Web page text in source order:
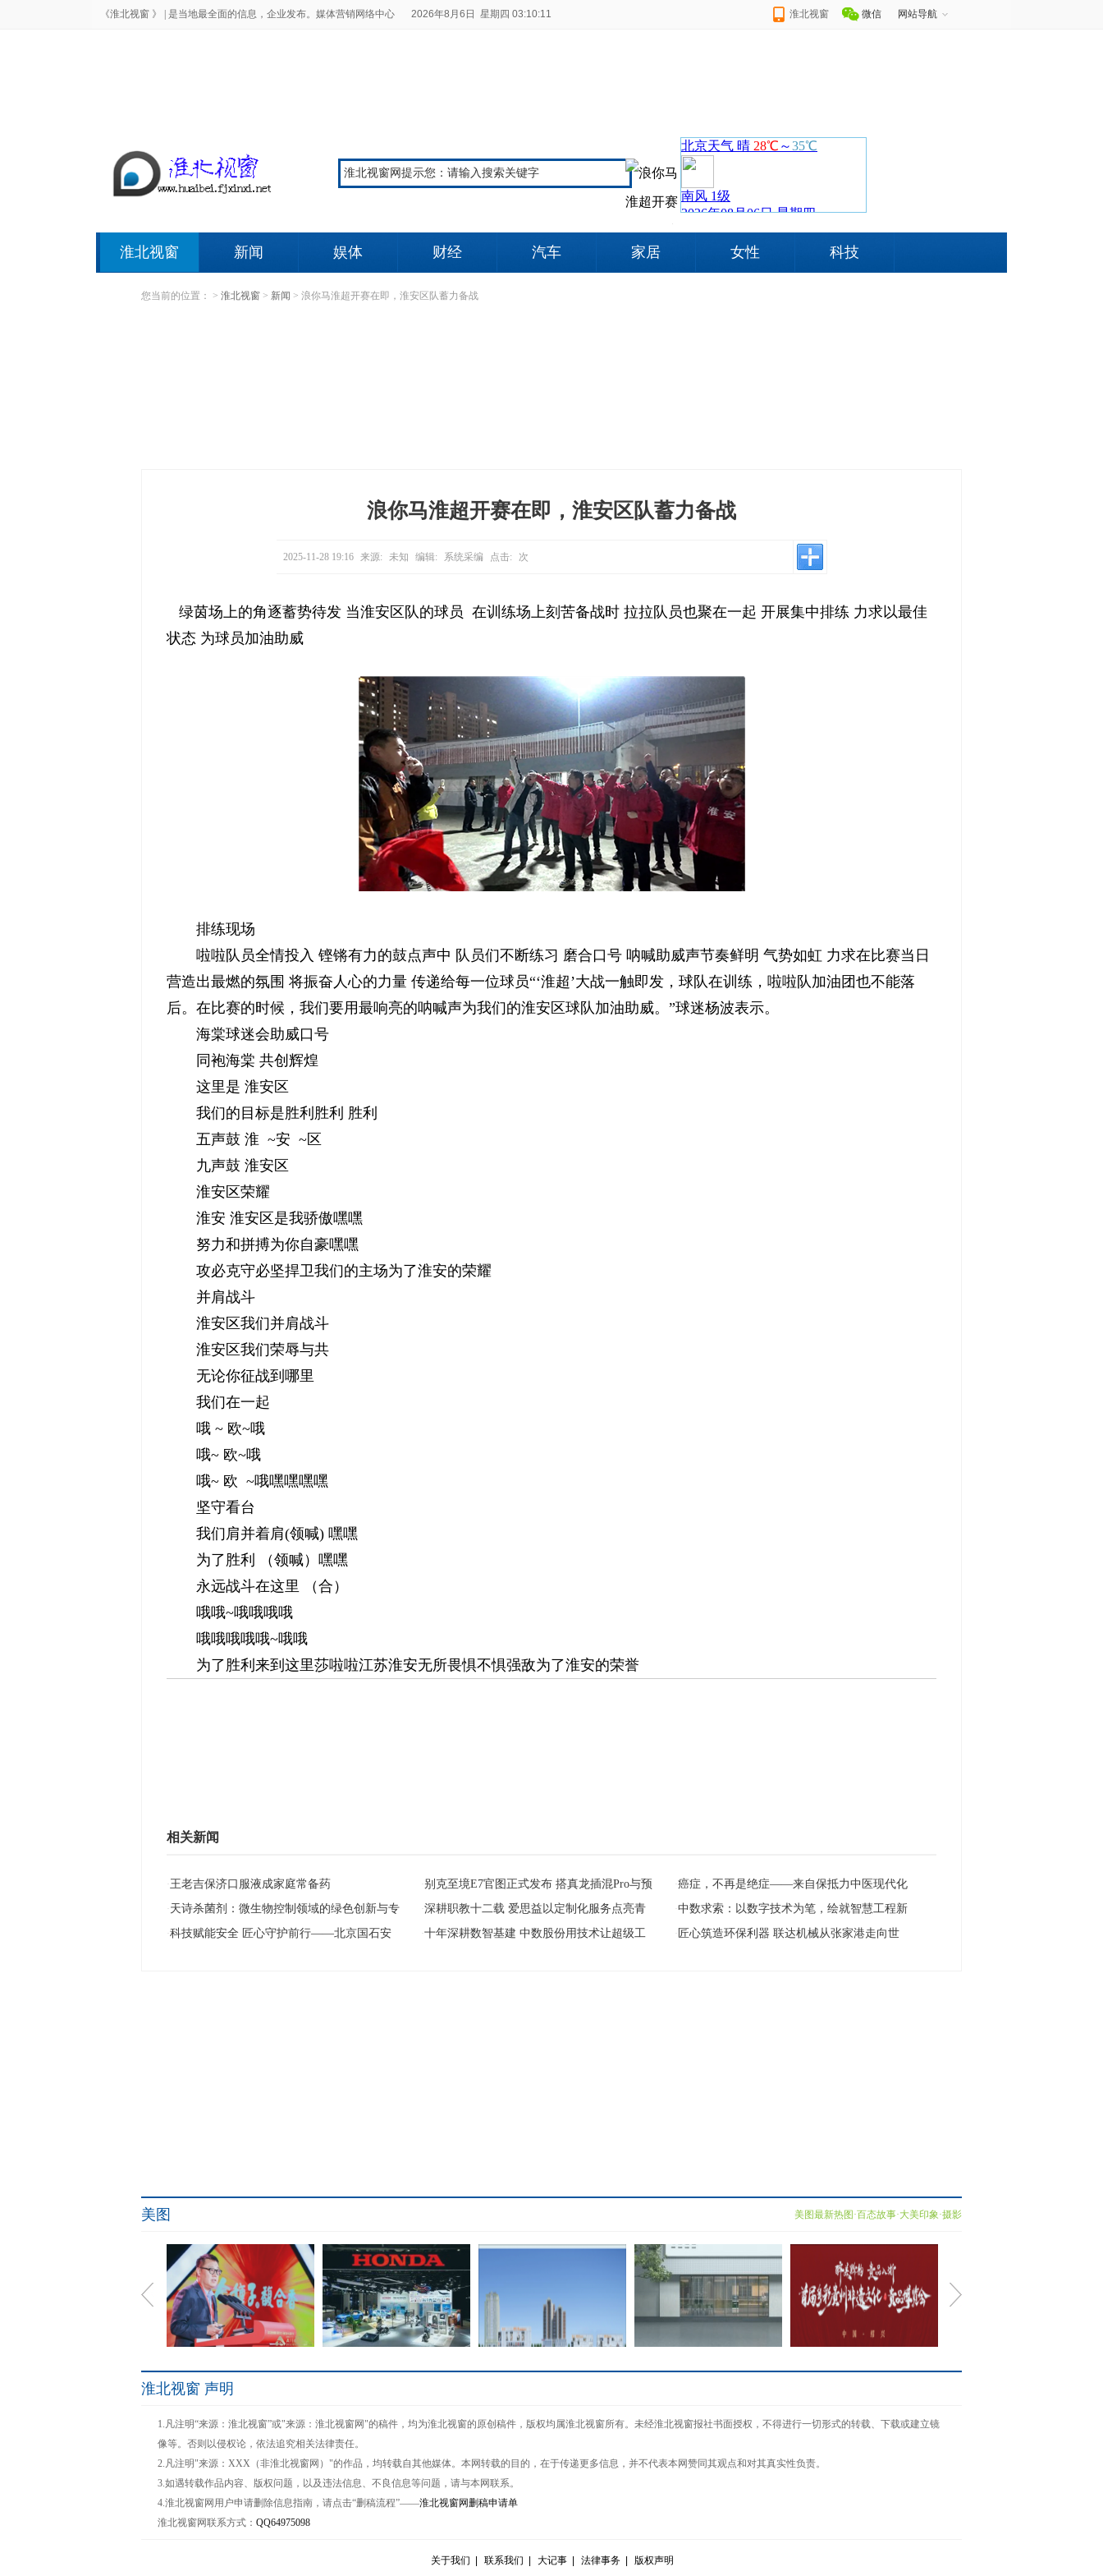
《淮北视窗 》 | 是当地最全面的信息，企业发布。媒体营销网络中心 2026年8月6日 星期四 03:10:11 淮北视窗 微信 网站导航
淮北视窗 新闻 娱体 财经 汽车 家居 女性 科技
您当前的位置： > 淮北视窗 > 新闻 > 浪你马淮超开赛在即，淮安区队蓄力备战
浪你马淮超开赛在即，淮安区队蓄力备战
2025-11-28 19:16 来源: 未知 编辑: 系统采编 点击: 次
绿茵场上的角逐蓄势待发 当淮安区队的球员 在训练场上刻苦备战时 拉拉队员也聚在一起 开展集中排练 力求以最佳
状态 为球员加油助威
排练现场
啦啦队员全情投入 铿锵有力的鼓点声中 队员们不断练习 磨合口号 呐喊助威声节奏鲜明 气势如虹 力求在比赛当日
营造出最燃的氛围 将振奋人心的力量 传递给每一位球员“‘淮超’大战一触即发，球队在训练，啦啦队加油团也不能落
后。在比赛的时候，我们要用最响亮的呐喊声为我们的淮安区球队加油助威。”球迷杨波表示。
海棠球迷会助威口号
同袍海棠 共创辉煌
这里是 淮安区
我们的目标是胜利胜利 胜利
五声鼓 淮 ~安 ~区
九声鼓 淮安区
淮安区荣耀
淮安 淮安区是我骄傲嘿嘿
努力和拼搏为你自豪嘿嘿
攻必克守必坚捍卫我们的主场为了淮安的荣耀
并肩战斗
淮安区我们并肩战斗
淮安区我们荣辱与共
无论你征战到哪里
我们在一起
哦 ~ 欧~哦
哦~ 欧~哦
哦~ 欧 ~哦嘿嘿嘿嘿
坚守看台
我们肩并着肩(领喊) 嘿嘿
为了胜利 （领喊）嘿嘿
永远战斗在这里 （合）
哦哦~哦哦哦哦
哦哦哦哦哦~哦哦
为了胜利来到这里莎啦啦江苏淮安无所畏惧不惧强敌为了淮安的荣誉
相关新闻
·王老吉保济口服液成家庭常备药 ·别克至境E7官图正式发布 搭真龙插混Pro与预 ·癌症，不再是绝症——来自保抵力中医现代化
·天诗杀菌剂：微生物控制领域的绿色创新与专 ·深耕职教十二载 爱思益以定制化服务点亮青 ·中数求索：以数字技术为笔，绘就智慧工程新
·科技赋能安全 匠心守护前行——北京国石安 ·十年深耕数智基建 中数股份用技术让超级工 · 匠心筑造环保利器 联达机械从张家港走向世
美图 美图最新热图·百态故事·大美印象·摄影
怎样的
技术成
之家
window:
彩贵州
郑州和善国际公司推出动力
淮北视窗 声明
1.凡注明“来源：淮北视窗”或"来源：淮北视窗网"的稿件，均为淮北视窗的原创稿件，版权均属淮北视窗所有。未经淮北视窗报社书面授权，不得进行一切形式的转载、下载或建立镜
像等。否则以侵权论，依法追究相关法律责任。
2.凡注明"来源：XXX（非淮北视窗网）"的作品，均转载自其他媒体。本网转载的目的，在于传递更多信息，并不代表本网赞同其观点和对其真实性负责。
3.如遇转载作品内容、版权问题，以及违法信息、不良信息等问题，请与本网联系。
4.淮北视窗网用户申请删除信息指南，请点击“删稿流程”——淮北视窗网删稿申请单
淮北视窗网联系方式： QQ64975098
关于我们 联系我们 大记事 法律事务 版权声明